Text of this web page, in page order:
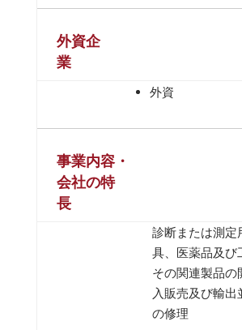
外資企
業
外資
事業内容・
会社の特
長
診断または測定
具、医薬品及び
その関連製品の
入販売及び輸
の修理